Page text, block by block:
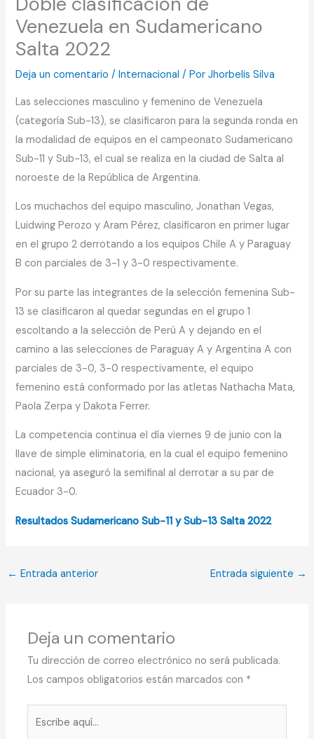
Venezuela en Sudamericano
Salta 2022
Deja un comentario /Internacional / PorJhorbelis Silva
Las selecciones masculino y femenino de Venezuela
(categoría Sub-13), se clasificaron para la segunda ronda en
la modalidad de equipos en el campeonato Sudamericano
Sub-11 y Sub-13, el cual se realiza en la ciudad de Salta al
noroeste de la República de Argentina.
Los muchachos del equipo masculino, Jonathan Vegas,
Luidwing Perozo y Aram Pérez, clasificaron en primer lugar
en el grupo 2 derrotando a los equipos Chile A y Paraguay
B con parciales de 3-1 y 3-0 respectivamente.
Por su parte las integrantes de la selección femenina Sub-
13 se clasificaron al quedar segundas en el grupo 1
escoltando a la selección de Perú A y dejando en el
camino a las selecciones de Paraguay A y Argentina A con
parciales de 3-0, 3-0 respectivamente, el equipo
femenino está conformado por las atletas Nathacha Mata,
Paola Zerpa y Dakota Ferrer.
La competencia continua el día viernes 9 de junio con la
llave de simple eliminatoria, en la cual el equipo femenino
nacional, ya aseguró la semifinal al derrotar a su par de
Ecuador 3-0.
Resultados Sudamericano Sub-11 y Sub-13 Salta 2022
← Entrada anterior Entrada siguiente →
Deja un comentario
Tu dirección de correo electrónico no será publicada.
Los campos obligatorios están marcados con *